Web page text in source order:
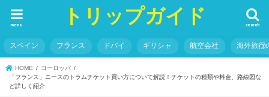
トリップガイド search
menu
スペイン フランス ドバイ ギリシャ 航空会社 海外旅行
HOME
ヨーロッパ
「フランス」ニースのトラムチケット買い方について解説！チケットの種類や料金、路線図な
ど詳しく紹介